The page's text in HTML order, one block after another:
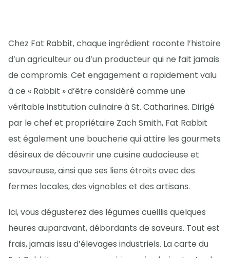
Chez Fat Rabbit, chaque ingrédient raconte l’histoire
d’un agriculteur ou d’un producteur qui ne fait jamais
de compromis. Cet engagement a rapidement valu
à ce « Rabbit » d’être considéré comme une
véritable institution culinaire à St. Catharines. Dirigé
par le chef et propriétaire Zach Smith, Fat Rabbit
est également une boucherie qui attire les gourmets
désireux de découvrir une cuisine audacieuse et
savoureuse, ainsi que ses liens étroits avec des
fermes locales, des vignobles et des artisans.
Ici, vous dégusterez des légumes cueillis quelques
heures auparavant, débordants de saveurs. Tout est
frais, jamais issu d’élevages industriels. La carte du